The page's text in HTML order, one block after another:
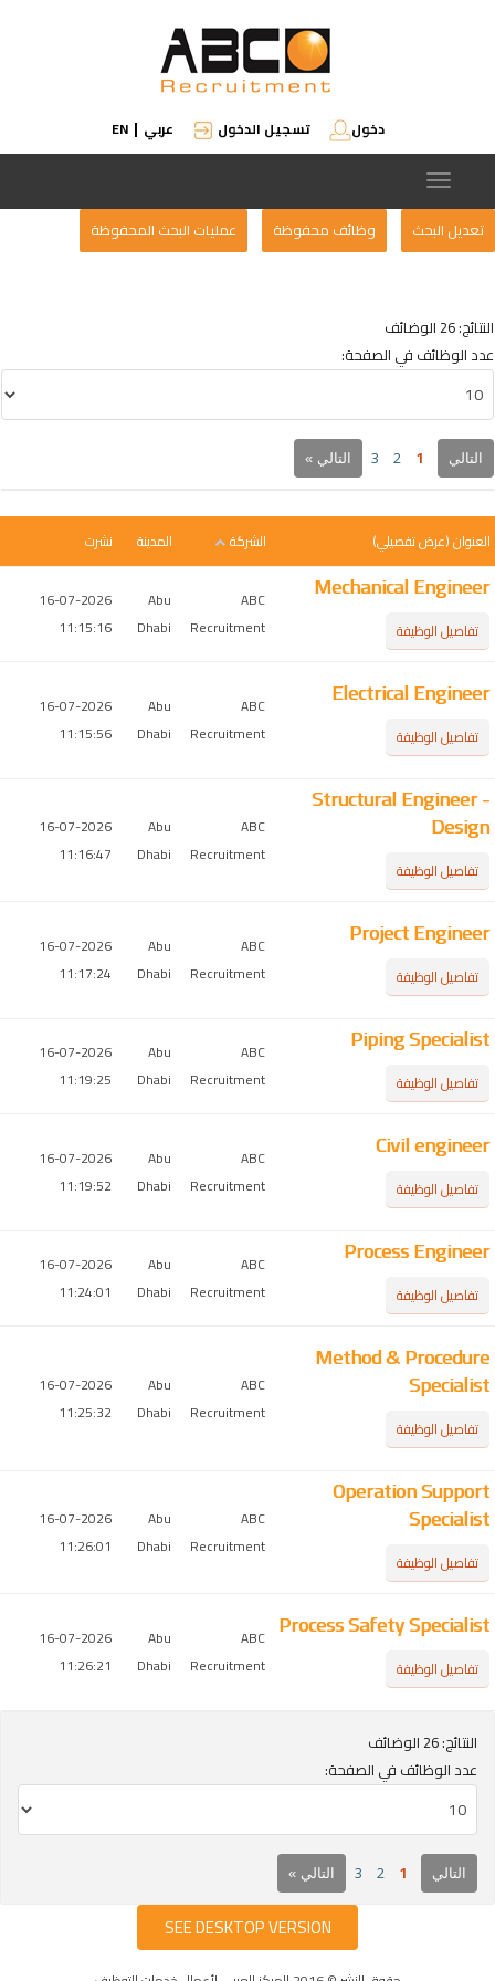
دخول تسجيل الدخول عربي |
EN
Toggle
navigation
تعديل البحث وظائف محفوظة عمليات البحث المحفوظة
النتائج: 26 الوضائف
عدد الوظائف في الصفحة:
التالي 1
2
3 التالي »
العنوان(عرض تفصيلي) الشركة المدينة نشرت
Mechanical Engineer
تفاصيل الوظيفة
ABC
Recruitment
Abu
Dhabi
16-07-2026
11:15:16
Electrical Engineer
تفاصيل الوظيفة
ABC
Recruitment
Abu
Dhabi
16-07-2026
11:15:56
Structural Engineer -
Design
تفاصيل الوظيفة
ABC
Recruitment
Abu
Dhabi
16-07-2026
11:16:47
Project Engineer
تفاصيل الوظيفة
ABC
Recruitment
Abu
Dhabi
16-07-2026
11:17:24
Piping Specialist
تفاصيل الوظيفة
ABC
Recruitment
Abu
Dhabi
16-07-2026
11:19:25
Civil engineer
تفاصيل الوظيفة
ABC
Recruitment
Abu
Dhabi
16-07-2026
11:19:52
Process Engineer
تفاصيل الوظيفة
ABC
Recruitment
Abu
Dhabi
16-07-2026
11:24:01
Method & Procedure
Specialist
تفاصيل الوظيفة
ABC
Recruitment
Abu
Dhabi
16-07-2026
11:25:32
Operation Support
Specialist
تفاصيل الوظيفة
ABC
Recruitment
Abu
Dhabi
16-07-2026
11:26:01
Process Safety Specialist
تفاصيل الوظيفة
ABC
Recruitment
Abu
Dhabi
16-07-2026
11:26:21
النتائج: 26 الوضائف
عدد الوظائف في الصفحة:
التالي 1
2
3 التالي »
SEE DESKTOP VERSION